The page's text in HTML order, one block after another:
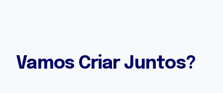
Vamos Criar Juntos?